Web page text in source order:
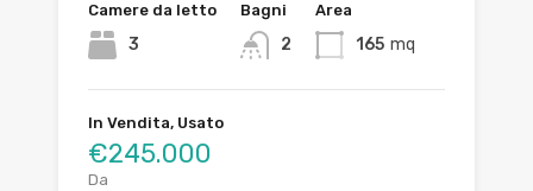
Camere da letto
3
Bagni
2
Area
165 mq
In Vendita, Usato
€245.000
Da